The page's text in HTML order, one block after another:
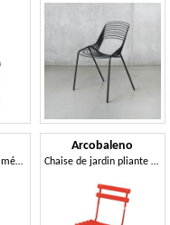
Chaise empilable en métal galvanisé et peint
Arcobaleno
Chaise de jardin pliante en métal